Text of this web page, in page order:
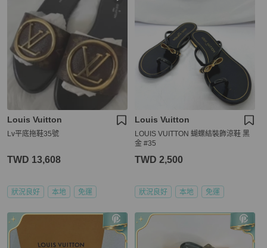
Louis Vuitton
Lv平底拖鞋35號
TWD 13,608
狀況良好 本地 免運
Louis Vuitton
LOUIS VUITTON 蝴蝶結裝飾涼鞋 黑
金 #35
TWD 2,500
狀況良好 本地 免運